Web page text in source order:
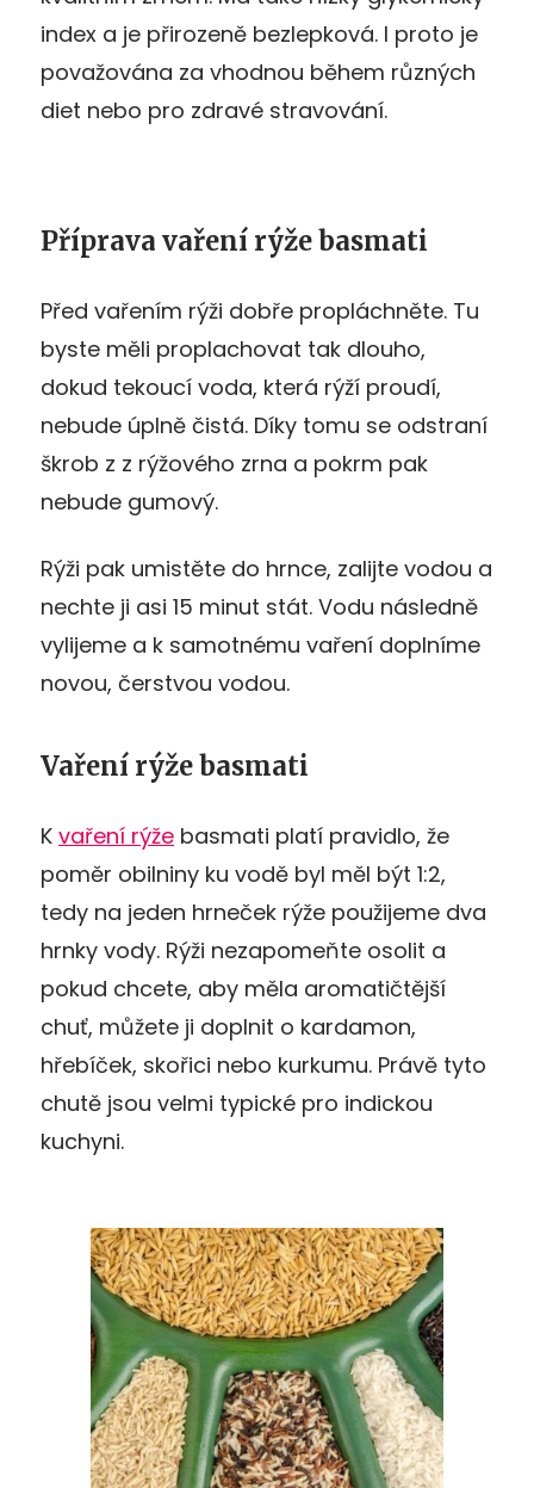
index a je přirozeně bezlepková. I proto je
považována za vhodnou během různých
diet nebo pro zdravé stravování.
Příprava vaření rýže basmati
Před vařením rýži dobře propláchněte. Tu
byste měli proplachovat tak dlouho,
dokud tekoucí voda, která rýží proudí,
nebude úplně čistá. Díky tomu se odstraní
škrob z z rýžového zrna a pokrm pak
nebude gumový.
Rýži pak umistěte do hrnce, zalijte vodou a
nechte ji asi 15 minut stát. Vodu následně
vylijeme a k samotnému vaření doplníme
novou, čerstvou vodou.
Vaření rýže basmati
K vaření rýže basmati platí pravidlo, že
poměr obilniny ku vodě byl měl být 1:2,
tedy na jeden hrneček rýže použijeme dva
hrnky vody. Rýži nezapomeňte osolit a
pokud chcete, aby měla aromatičtější
chuť, můžete ji doplnit o kardamon,
hřebíček, skořici nebo kurkumu. Právě tyto
chutě jsou velmi typické pro indickou
kuchyni.